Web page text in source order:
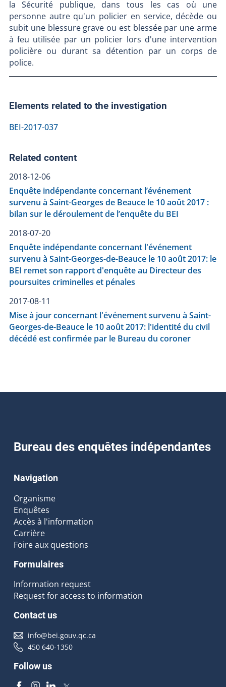
la Sécurité publique, dans tous les cas où une
personne autre qu'un policier en service, décède ou
subit une blessure grave ou est blessée par une arme
à feu utilisée par un policier lors d'une intervention
policière ou durant sa détention par un corps de
police.
Elements related to the investigation
BEI-2017-037
Related content
2018-12-06
Enquête indépendante concernant l’événement
survenu à Saint-Georges de Beauce le 10 août 2017 :
bilan sur le déroulement de l’enquête du BEI
2018-07-20
Enquête indépendante concernant l'événement
survenu à Saint-Georges-de-Beauce le 10 août 2017: le
BEI remet son rapport d'enquête au Directeur des
poursuites criminelles et pénales
2017-08-11
Mise à jour concernant l'événement survenu à Saint-
Georges-de-Beauce le 10 août 2017: l'identité du civil
décédé est confirmée par le Bureau du coroner
Bureau des enquêtes indépendantes
Navigation
Organisme
Enquêtes
Accès à l'information
Carrière
Foire aux questions
Formulaires
Information request
Request for access to information
Contact us
info@bei.gouv.qc.ca
450 640-1350
Follow us